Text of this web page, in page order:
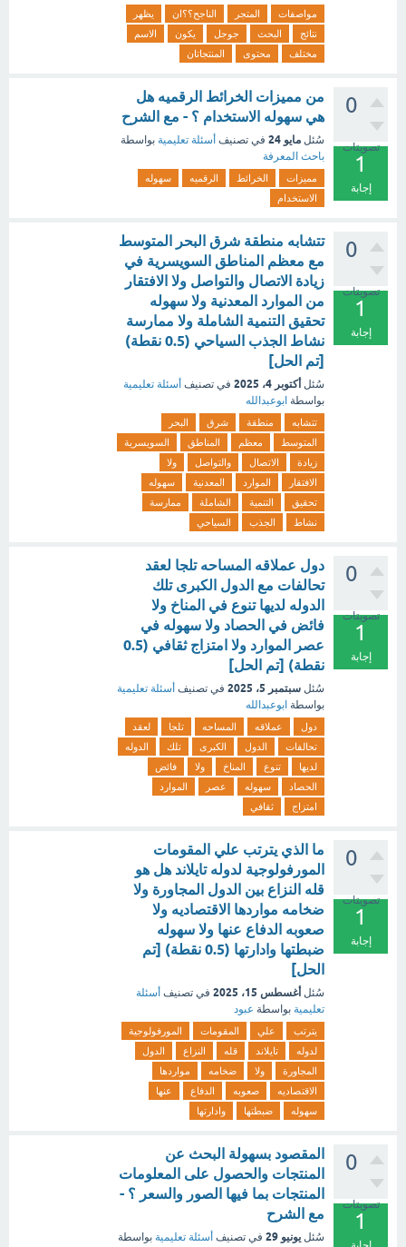
مواصفات المتجر الناجح؟؟ان
يظهر
نتائج
البحث جوجل يكون
الاسم
مختلف
محتوى المنتجاتان
0
تصويتات
1
إجابة
من مميزات الخرائط الرقميه هل
هي سهوله الاستخدام ؟ - مع الشرح
سُئل مايو 24 في تصنيف أسئلة تعليمية بواسطة
باحث المعرفة
مميزات الخرائط الرقميه
سهوله
الاستخدام
0
تصويتات
1
إجابة
تتشابه منطقة شرق البحر المتوسط
مع معظم المناطق السويسرية في
زيادة الاتصال والتواصل ولا الافتقار
من الموارد المعدنية ولا سهوله
تحقيق التنمية الشاملة ولا ممارسة
نشاط الجذب السياحي (0.5 نقطة)
[تم الحل]
سُئل أكتوبر 4، 2025 في تصنيف أسئلة تعليمية
بواسطة ابوعبدالله
تتشابه منطقة شرق
البحر
المتوسط
معظم المناطق
السويسرية
زيادة
الاتصال والتواصل
ولا
الافتقار
الموارد المعدنية
سهوله
تحقيق
التنمية الشاملة
ممارسة
نشاط
الجذب السياحي
0
تصويتات
1
إجابة
دول عملاقه المساحه تلجا لعقد
تحالفات مع الدول الكبرى تلك
الدوله لديها تنوع في المناخ ولا
فائض في الحصاد ولا سهوله في
عصر الموارد ولا امتزاج ثقافي (0.5
نقطة) [تم الحل]
سُئل سبتمبر 5، 2025 في تصنيف أسئلة تعليمية
بواسطة ابوعبدالله
دول عملاقه المساحه تلجا
لعقد
تحالفات
الدول الكبرى تلك
الدوله
لديها
تنوع المناخ ولا
فائض
الحصاد
سهوله عصر
الموارد
امتزاج
ثقافي
0
تصويتات
1
إجابة
ما الذي يترتب علي المقومات
المورفولوجية لدوله تايلاند هل هو
قله النزاع بين الدول المجاورة ولا
ضخامه مواردها الاقتصاديه ولا
صعوبه الدفاع عنها ولا سهوله
ضبطتها وادارتها (0.5 نقطة) [تم
الحل]
سُئل أغسطس 15، 2025 في تصنيف أسئلة
تعليمية بواسطة عبود
يترتب علي المقومات
المورفولوجية
لدوله
تايلاند قله النزاع
الدول
المجاورة
ولا ضخامه
مواردها
الاقتصاديه
صعوبه الدفاع
عنها
سهوله
ضبطتها وادارتها
0
تصويتات
1
المقصود بسهولة البحث عن
المنتجات والحصول على المعلومات
المنتجات بما فيها الصور والسعر ؟ -
مع الشرح
سُئل يونيو 29 في تصنيف أسئلة تعليمية بواسطة